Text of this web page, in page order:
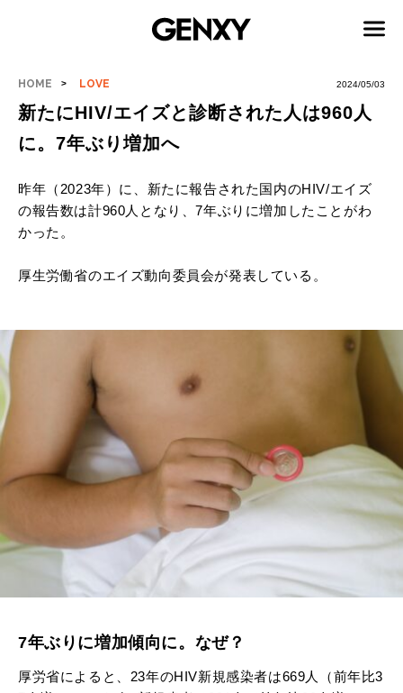
HOME LOVE 2024/05/03
新たにHIV/エイズと診断された人は960人
に。7年ぶり増加へ
昨年（2023年）に、新たに報告された国内のHIV/エイズ
の報告数は計960人となり、7年ぶりに増加したことがわ
かった。
厚生労働省のエイズ動向委員会が発表している。
7年ぶりに増加傾向に。なぜ？
厚労省によると、23年のHIV新規感染者は669人（前年比3